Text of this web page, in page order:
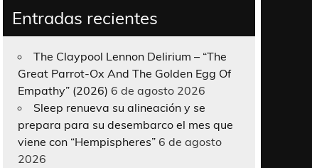
Entradas recientes
The Claypool Lennon Delirium – “The
Great Parrot-Ox And The Golden Egg Of
Empathy” (2026) 6 de agosto 2026
Sleep renueva su alineación y se
prepara para su desembarco el mes que
viene con “Hempispheres” 6 de agosto
2026